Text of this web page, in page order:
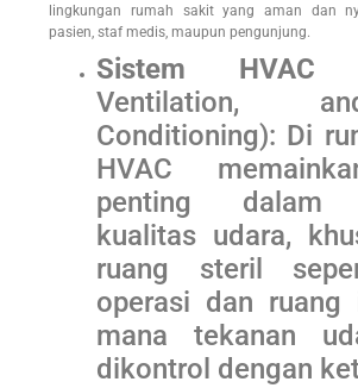
lingkungan rumah sakit yang aman dan
pasien, staf medis, maupun pengunjung.
Sistem HVAC
Ventilation,
Conditioning): Di
HVAC
penting dalam
kualitas udara,
ruang steril
operasi dan ruang
mana tekanan
dikontrol dengan